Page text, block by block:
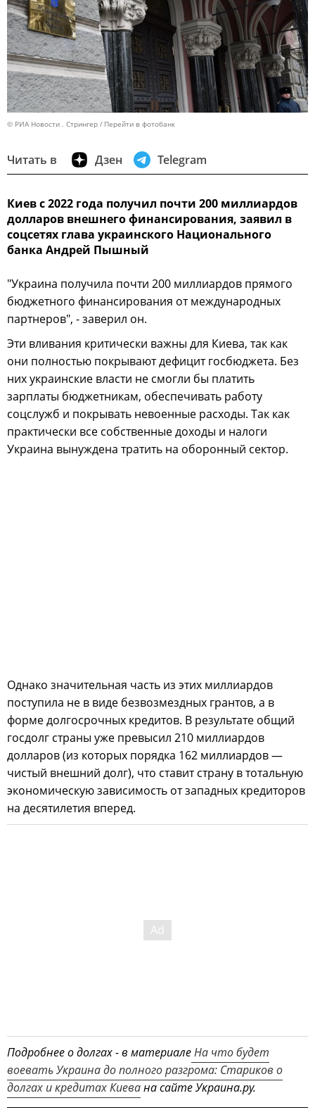
© РИА Новости . Стрингер Перейти в фотобанк
Читать в Дзен Telegram
Киев с 2022 года получил почти 200 миллиардов
долларов внешнего финансирования, заявил в
соцсетях глава украинского Национального
банка Андрей Пышный
"Украина получила почти 200 миллиардов прямого
бюджетного финансирования от международных
партнеров", - заверил он.
Эти вливания критически важны для Киева, так как
они полностью покрывают дефицит госбюджета. Без
них украинские власти не смогли бы платить
зарплаты бюджетникам, обеспечивать работу
соцслужб и покрывать невоенные расходы. Так как
практически все собственные доходы и налоги
Украина вынуждена тратить на оборонный сектор.
Однако значительная часть из этих миллиардов
поступила не в виде безвозмездных грантов, а в
форме долгосрочных кредитов. В результате общий
госдолг страны уже превысил 210 миллиардов
долларов (из которых порядка 162 миллиардов —
чистый внешний долг), что ставит страну в тотальную
экономическую зависимость от западных кредиторов
на десятилетия вперед.
Подробнее о долгах - в материалеНа что будет
воевать Украина до полного разгрома: Стариков о
долгах и кредитах Киевана сайте Украина.ру.